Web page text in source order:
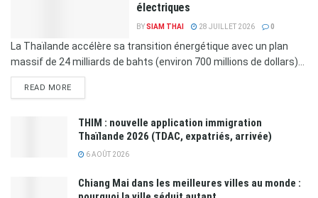
électriques
BYSIAM THAI 28 JUILLET 2026 0
La Thaïlande accélère sa transition énergétique avec un plan
massif de 24 milliards de bahts (environ 700 millions de dollars)...
READ MORE
THIM : nouvelle application immigration
Thaïlande 2026 (TDAC, expatriés, arrivée)
6 AOÛT 2026
Chiang Mai dans les meilleures villes au monde :